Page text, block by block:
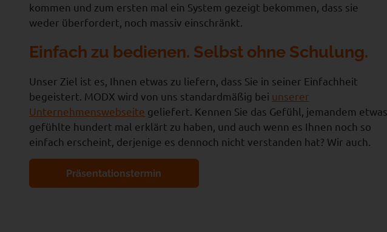
kommen und zum ersten mal ein System gezeigt bekommen, dass sie
weder überfordert, noch massiv einschränkt.
Einfach zu bedienen. Selbst ohne Schulung.
Unser Ziel ist es, Ihnen etwas zu liefern, dass Sie in seiner Einfachheit
begeistert. MODX wird von uns standardmäßig bei unserer
Unternehmenswebseite geliefert. Kennen Sie das Gefühl, jemandem etwas
gefühlte hundert mal erklärt zu haben, und auch wenn es Ihnen noch so
einfach erscheint, derjenige es dennoch nicht verstanden hat? Wir auch.
Präsentationstermin